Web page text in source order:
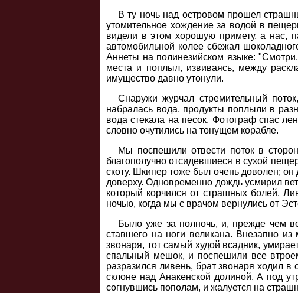
В ту ночь над островом прошел
утомительное хождение за водой в
видели в этом хорошую примету, а нас,
автомобильной колее сбежал
Аннеты на полинезийском языке:
места и поплыл, извиваясь, между
имущество давно утонули.
Снаружи журчал стремительный
набралась вода, продукты поплыли в
вода стекала на песок. Фотограф спас
словно очутились на тонущем корабле.
Мы поспешили отвести поток в
благополучно отсидевшиеся в сухой
скоту. Шкипер тоже был очень доволен;
доверху. Одновременно дождь усмирил
который корчился от страшных болей.
ночью, когда мы с врачом вернулись от
Было уже за полночь, и, прежде чем
ставшего на ноги великана. Внезапно
звонаря, тот самый худой всадник,
спальный мешок, и поспешили все
разразился ливень, брат звонаря ходил
склоне над Анакенской долиной. А под
согнувшись пополам, и жалуется на